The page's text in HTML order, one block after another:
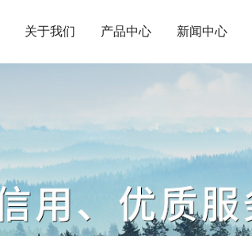
关于我们 产品中心 新闻中心